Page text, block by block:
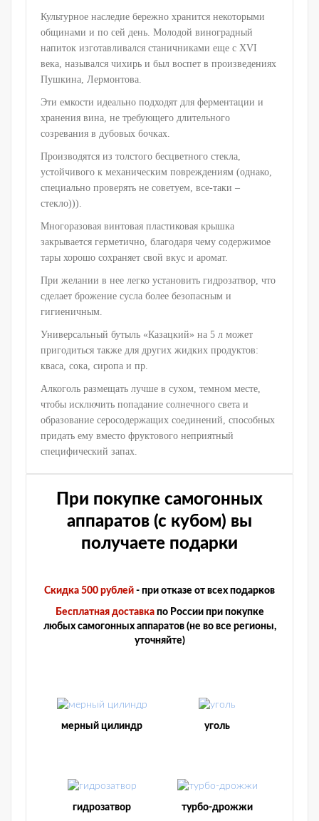
Культурное наследие бережно хранится некоторыми
общинами и по сей день. Молодой виноградный
напиток изготавливался станичниками еще с XVI
века, назывался чихирь и был воспет в произведениях
Пушкина, Лермонтова.
Эти емкости идеально подходят для ферментации и
хранения вина, не требующего длительного
созревания в дубовых бочках.
Производятся из толстого бесцветного стекла,
устойчивого к механическим повреждениям (однако,
специально проверять не советуем, все-таки –
стекло))).
Многоразовая винтовая пластиковая крышка
закрывается герметично, благодаря чему содержимое
тары хорошо сохраняет свой вкус и аромат.
При желании в нее легко установить гидрозатвор, что
сделает брожение сусла более безопасным и
гигиеничным.
Универсальный бутыль «Казацкий» на 5 л может
пригодиться также для других жидких продуктов:
кваса, сока, сиропа и пр.
Алкоголь размещать лучше в сухом, темном месте,
чтобы исключить попадание солнечного света и
образование серосодержащих соединений, способных
придать ему вместо фруктового неприятный
специфический запах.
При покупке самогонных
аппаратов (с кубом) вы
получаете подарки
Скидка 500 рублей - при отказе от всех подарков
Бесплатная доставкапо России при покупке
любых самогонных аппаратов (не во все регионы,
уточняйте)
мерный цилиндр уголь
гидрозатвор турбо-дрожжи